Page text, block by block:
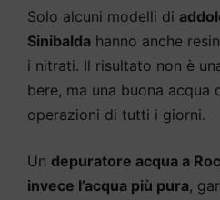
Solo alcuni modelli di
Sinibalda hanno anche
i nitrati. Il risultato non è
bere, ma una buona acqua
operazioni di tutti i giorni.
Un depuratore acqua a
invece l’acqua più pura,